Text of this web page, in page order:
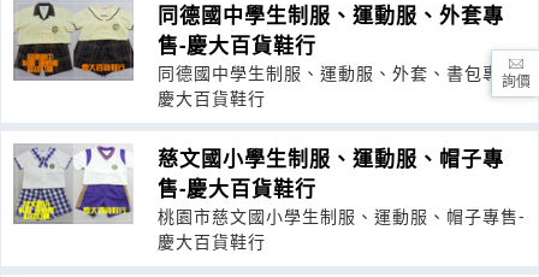
同德國中學生制服、運動服、外套專
售-慶大百貨鞋行
同德國中學生制服、運動服、外套、書包專售-
慶大百貨鞋行
慈文國小學生制服、運動服、帽子專
售-慶大百貨鞋行
桃園市慈文國小學生制服、運動服、帽子專售-
慶大百貨鞋行
詢價